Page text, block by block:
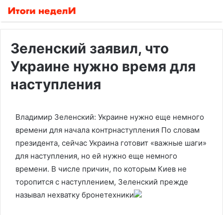
Зеленский заявил, что
Украине нужно время для
наступления
Владимир Зеленский: Украине нужно еще немного
времени для начала контрнаступления По словам
президента, сейчас Украина готовит «важные шаги»
для наступления, но ей нужно еще немного
времени. В числе причин, по которым Киев не
торопится с наступлением, Зеленский прежде
называл нехватку бронетехники